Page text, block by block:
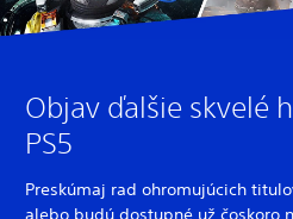
Objav ďalšie skvelé
PS5
Preskúmaj rad ohromujúcich
alebo budú dostupné už čoskoro